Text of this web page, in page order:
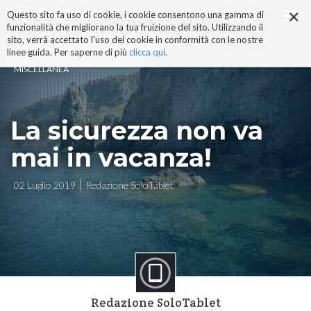
×
Questo sito fa uso di cookie, i cookie consentono una gamma di
funzionalità che migliorano la tua fruizione del sito. Utilizzando il
sito, verrà accettato l'uso dei cookie in conformità con le nostre
linee guida. Per saperne di più clicca qui.
ai
contenuti.
|
alla
navigazione
MISCELLANEA
La sicurezza non va
mai in vacanza!
02 Luglio 2019 Redazione SoloTablet
Redazione SoloTablet